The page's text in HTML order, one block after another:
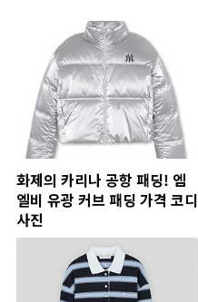
화제의 카리나 공항 패딩! 엠
엘비 유광 커브 패딩 가격 코디
사진